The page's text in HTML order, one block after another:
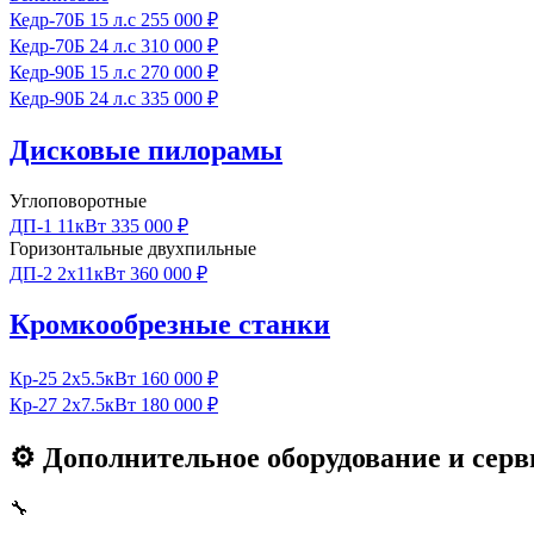
Кедр‑70Б 15 л.с 255 000 ₽
Кедр‑70Б 24 л.с 310 000 ₽
Кедр‑90Б 15 л.с 270 000 ₽
Кедр‑90Б 24 л.с 335 000 ₽
Дисковые пилорамы
Углоповоротные
ДП-1 11кВт 335 000 ₽
Горизонтальные двухпильные
ДП-2 2x11кВт 360 000 ₽
Кромкообрезные станки
Кр‑25 2x5.5кВт 160 000 ₽
Кр‑27 2x7.5кВт 180 000 ₽
⚙ Дополнительное оборудование и
🔧